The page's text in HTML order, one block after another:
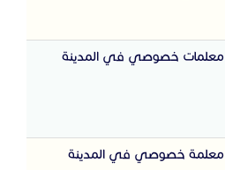
معلمات خصوصي في المدينة
معلمة خصوصي في المدينة